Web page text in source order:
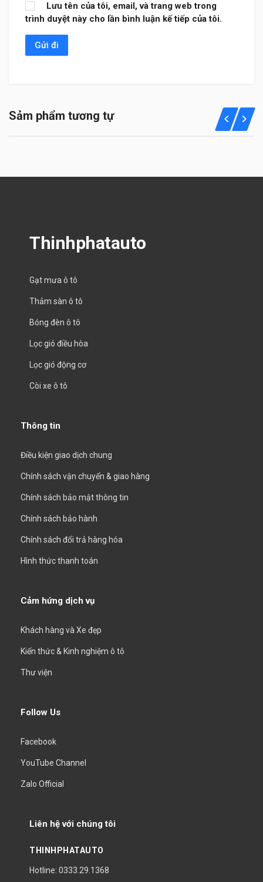
Lưu tên của tôi, email, và trang web trong
trình duyệt này cho lần bình luận kế tiếp của tôi.
Sảm phẩm tương tự
Thinhphatauto
Gạt mưa ô tô
Thảm sàn ô tô
Bóng đèn ô tô
Lọc gió điều hòa
Lọc gió động cơ
Còi xe ô tô
Thông tin
Điều kiện giao dịch chung
Chính sách vận chuyển & giao hàng
Chính sách bảo mật thông tin
Chính sách bảo hành
Chính sách đổi trả hàng hóa
Hình thức thanh toán
Cảm hứng dịch vụ
Khách hàng và Xe đẹp
Kiến thức & Kinh nghiệm ô tô
Thư viện
Follow Us
Facebook
YouTube Channel
Zalo Official
Liên hệ với chúng tôi
THINHPHATAUTO
Hotline: 0333.29.1368